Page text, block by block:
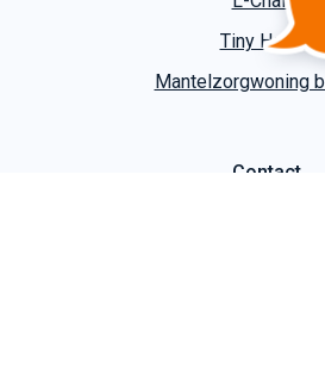
Tiny House
Mantelzorgwoning
Contact